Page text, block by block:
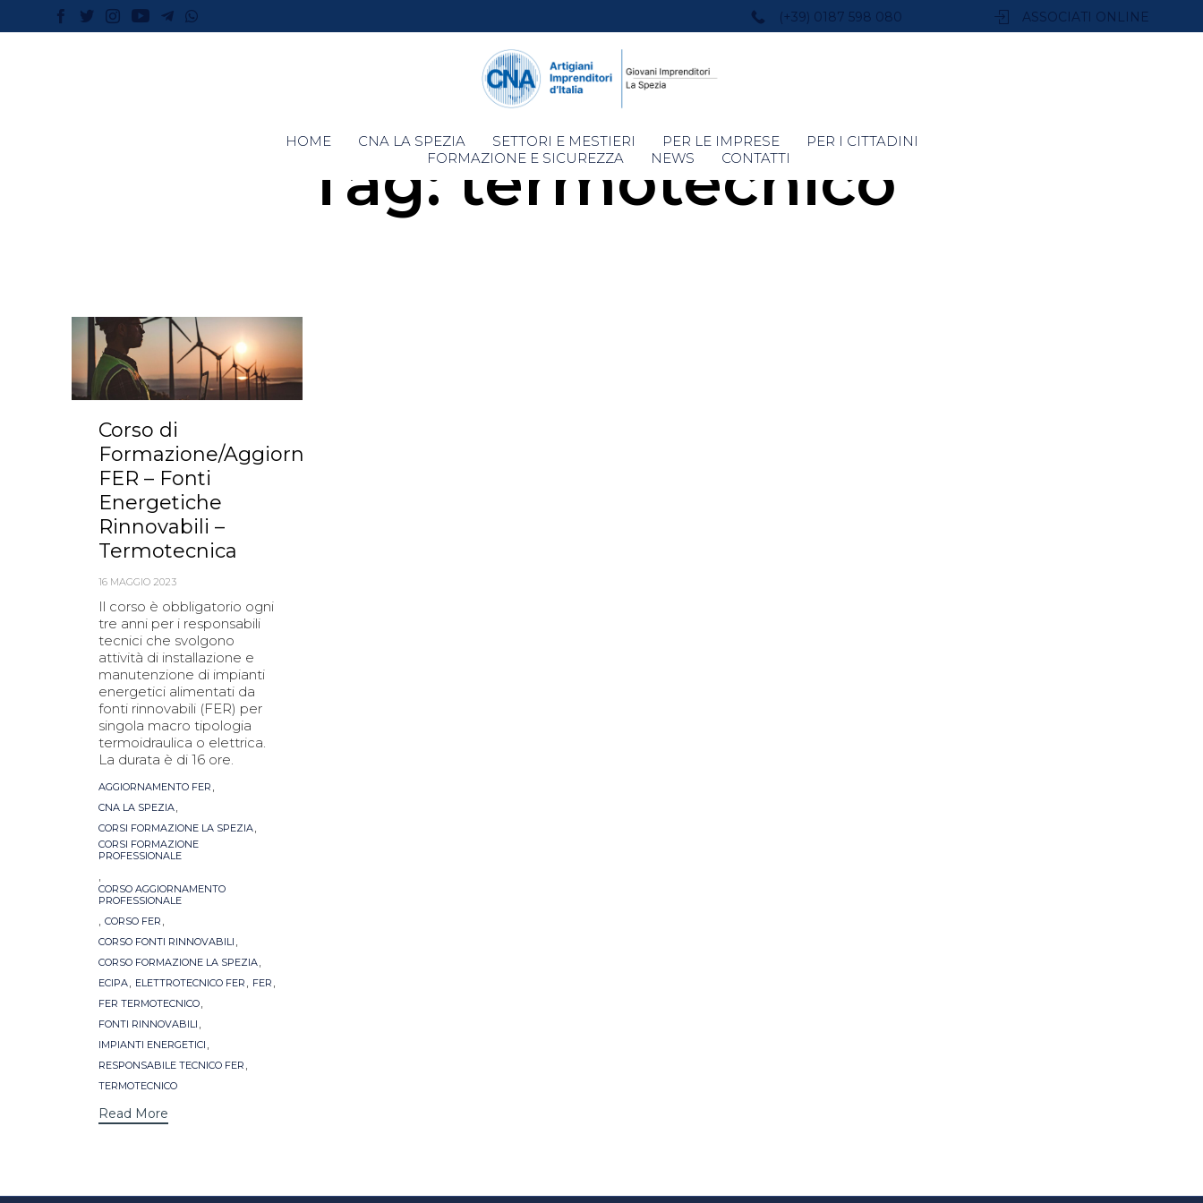
(+39) 0187 598 080 ASSOCIATI ONLINE
Skip
to
HOME CNA LA SPEZIA SETTORI E MESTIERI PER LE IMPRESE
PER I CITTADINI
FORMAZIONE E SICUREZZA
NEWS CONTATTI
Tag:termotecnico
Corso di
Formazione/Aggiornamento
FER – Fonti
Energetiche
Rinnovabili –
Termotecnica
16 MAGGIO 2023
Il corso è obbligatorio ogni
tre anni per i responsabili
tecnici che svolgono
attività di installazione e
manutenzione di impianti
energetici alimentati da
fonti rinnovabili (FER) per
singola macro tipologia
termoidraulica o elettrica.
La durata è di 16 ore.
Tags
AGGIORNAMENTO FER ,
CNA LA SPEZIA,
CORSI FORMAZIONE LA SPEZIA,
CORSI FORMAZIONE
PROFESSIONALE
,
CORSO AGGIORNAMENTO
PROFESSIONALE
, CORSO FER ,
CORSO FONTI RINNOVABILI ,
CORSO FORMAZIONE LA SPEZIA,
ECIPA, ELETTROTECNICO FER , FER ,
FER TERMOTECNICO,
FONTI RINNOVABILI ,
IMPIANTI ENERGETICI ,
RESPONSABILE TECNICO FER ,
TERMOTECNICO
Read More